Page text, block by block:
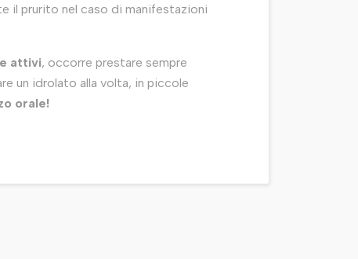
il prurito nel caso di manifestazioni
attivi, occorre prestare sempre
un idrolato alla volta, in piccole
orale!